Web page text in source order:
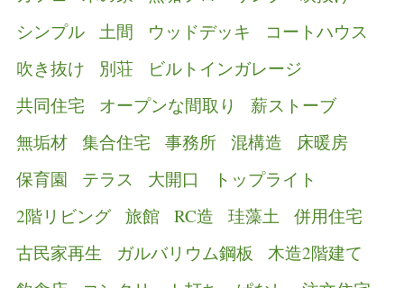
シンプル
土間 ウッドデッキ
コートハウス
吹き抜け
別荘
ビルトインガレージ
共同住宅
オープンな間取り
薪ストーブ
無垢材
集合住宅 事務所 混構造
床暖房
保育園
テラス 大開口
トップライト
2階リビング
旅館 RC造 珪藻土
併用住宅
古民家再生
ガルバリウム鋼板
木造2階建て